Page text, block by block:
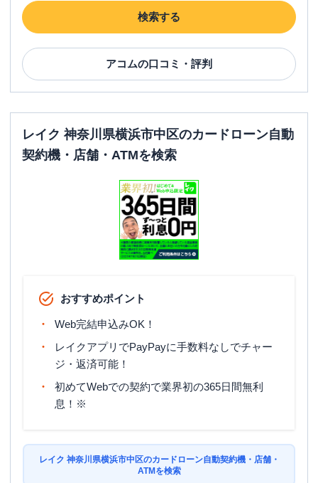
検索する
アコムの口コミ・評判
レイク 神奈川県横浜市中区のカードローン自動
契約機・店舗・ATMを検索
おすすめポイント
Web完結申込みOK！
レイクアプリでPayPayに手数料なしでチャー
ジ・返済可能！
初めてWebでの契約で業界初の365日間無利
息！※
レイク 神奈川県横浜市中区のカードローン自動契約機・店舗・
ATMを検索